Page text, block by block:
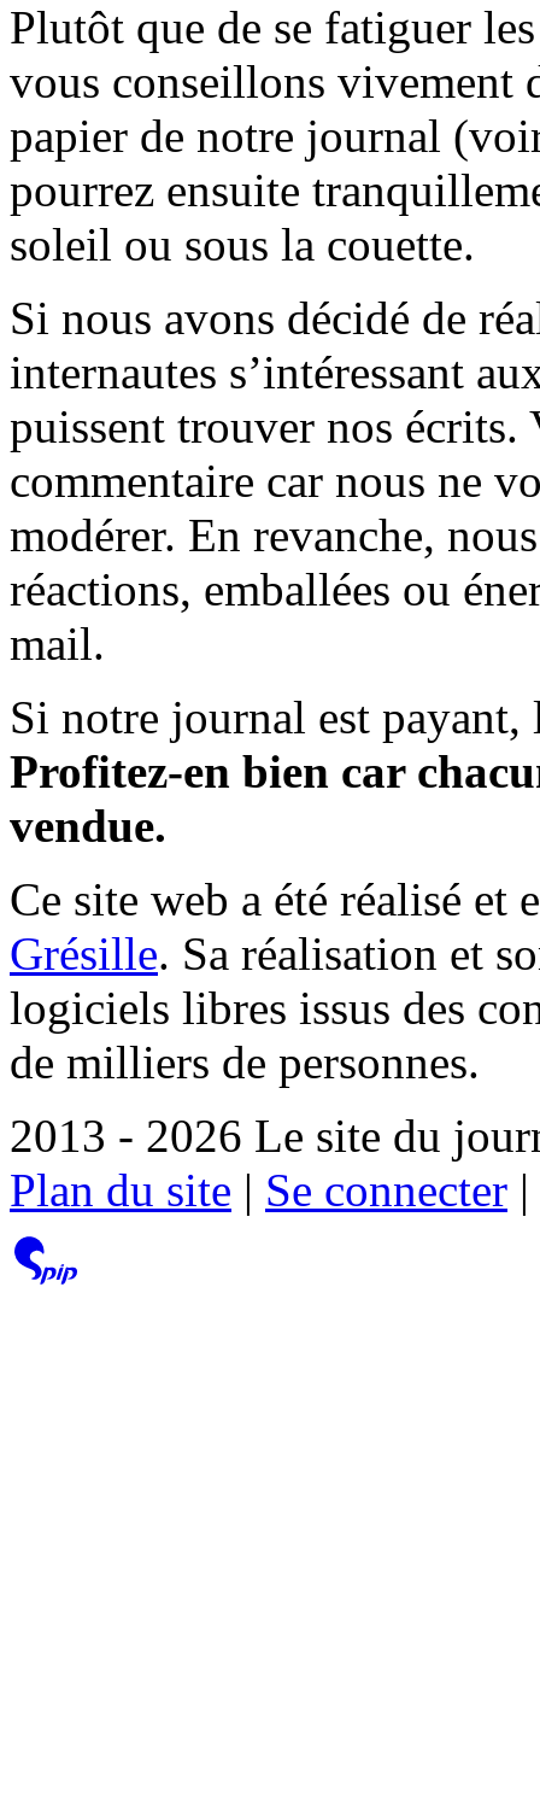
Plutôt que de se fatiguer
vous conseillons vivement
papier de notre journal
pourrez ensuite
soleil ou sous la couette.
Si nous avons décidé de
internautes s’intéressant
puissent trouver nos écrits.
commentaire car nous ne
modérer. En revanche,
réactions, emballées ou
mail.
Si notre journal est payant,
Profitez-en bien car
vendue.
Ce site web a été réalisé et
Grésille. Sa réalisation et
logiciels libres issus des
de milliers de personnes.
2013 - 2026 Le site du
Plan du site | Se connecter |